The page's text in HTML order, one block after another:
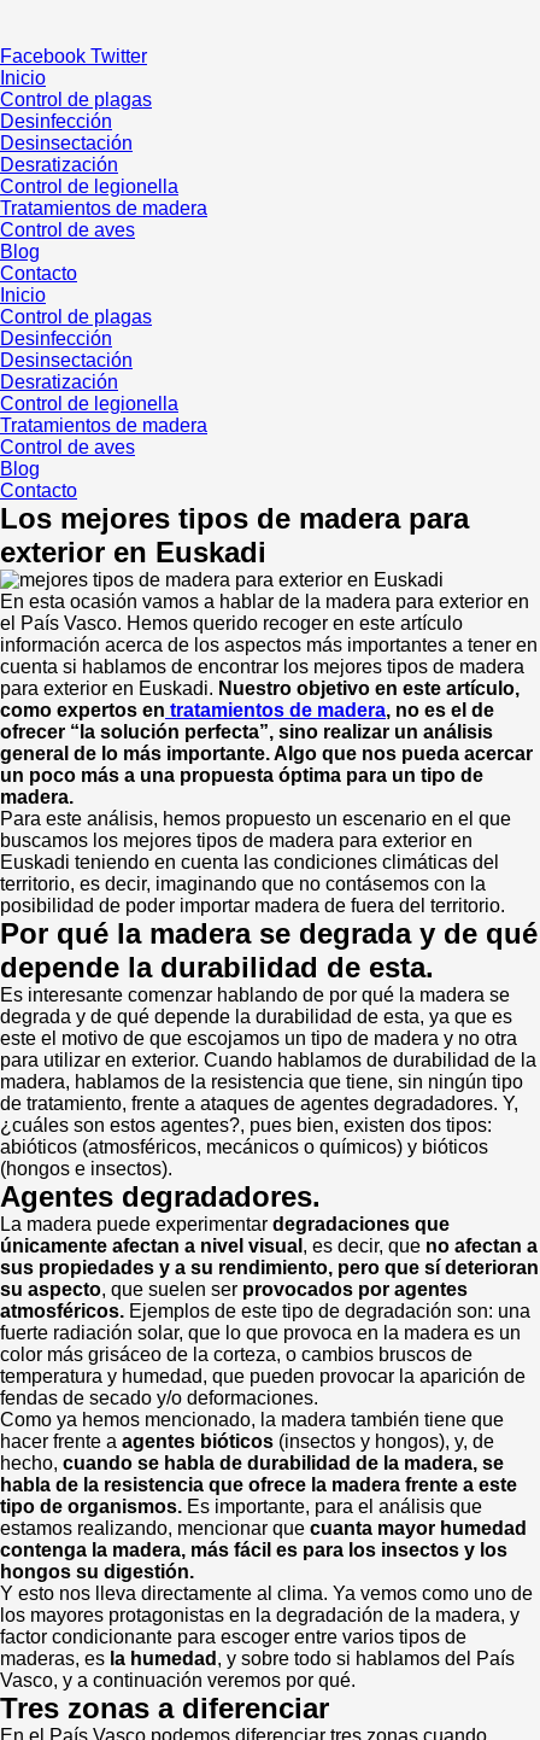
al
contenido
Facebook Twitter
Inicio
Control de plagas
Desinfección
Desinsectación
Desratización
Control de legionella
Tratamientos de madera
Control de aves
Blog
Contacto
Inicio
Control de plagas
Desinfección
Desinsectación
Desratización
Control de legionella
Tratamientos de madera
Control de aves
Blog
Contacto
Los mejores tipos de madera para
exterior en Euskadi
En esta ocasión vamos a hablar de la madera para exterior en
el País Vasco. Hemos querido recoger en este artículo
información acerca de los aspectos más importantes a tener en
cuenta si hablamos de encontrar los mejores tipos de madera
para exterior en Euskadi. Nuestro objetivo en este artículo,
como expertos en tratamientos de madera, no es el de
ofrecer “la solución perfecta”, sino realizar un análisis
general de lo más importante. Algo que nos pueda acercar
un poco más a una propuesta óptima para un tipo de
madera.
Para este análisis, hemos propuesto un escenario en el que
buscamos los mejores tipos de madera para exterior en
Euskadi teniendo en cuenta las condiciones climáticas del
territorio, es decir, imaginando que no contásemos con la
posibilidad de poder importar madera de fuera del territorio.
Por qué la madera se degrada y de qué
depende la durabilidad de esta.
Es interesante comenzar hablando de por qué la madera se
degrada y de qué depende la durabilidad de esta, ya que es
este el motivo de que escojamos un tipo de madera y no otra
para utilizar en exterior. Cuando hablamos de durabilidad de la
madera, hablamos de la resistencia que tiene, sin ningún tipo
de tratamiento, frente a ataques de agentes degradadores. Y,
¿cuáles son estos agentes?, pues bien, existen dos tipos:
abióticos (atmosféricos, mecánicos o químicos) y bióticos
(hongos e insectos).
Agentes degradadores.
La madera puede experimentar degradaciones que
únicamente afectan a nivel visual , es decir, que no afectan a
sus propiedades y a su rendimiento, pero que sí deterioran
su aspecto, que suelen ser provocados por agentes
atmosféricos. Ejemplos de este tipo de degradación son: una
fuerte radiación solar, que lo que provoca en la madera es un
color más grisáceo de la corteza, o cambios bruscos de
temperatura y humedad, que pueden provocar la aparición de
fendas de secado y/o deformaciones.
Como ya hemos mencionado, la madera también tiene que
hacer frente a agentes bióticos (insectos y hongos), y, de
hecho, cuando se habla de durabilidad de la madera, se
habla de la resistencia que ofrece la madera frente a este
tipo de organismos. Es importante, para el análisis que
estamos realizando, mencionar que cuanta mayor humedad
contenga la madera, más fácil es para los insectos y los
hongos su digestión.
Y esto nos lleva directamente al clima. Ya vemos como uno de
los mayores protagonistas en la degradación de la madera, y
factor condicionante para escoger entre varios tipos de
maderas, es la humedad , y sobre todo si hablamos del País
Vasco, y a continuación veremos por qué.
Tres zonas a diferenciar
En el País Vasco podemos diferenciar tres zonas cuando